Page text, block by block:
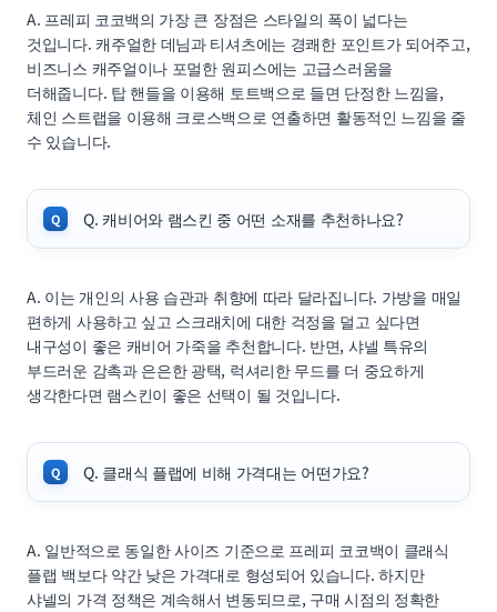
A. 프레피 코코백의 가장 큰 장점은 스타일의 폭이 넓다는
것입니다. 캐주얼한 데님과 티셔츠에는 경쾌한 포인트가 되어주고,
비즈니스 캐주얼이나 포멀한 원피스에는 고급스러움을
더해줍니다. 탑 핸들을 이용해 토트백으로 들면 단정한 느낌을,
체인 스트랩을 이용해 크로스백으로 연출하면 활동적인 느낌을 줄
수 있습니다.
Q. 캐비어와 램스킨 중 어떤 소재를 추천하나요?
A. 이는 개인의 사용 습관과 취향에 따라 달라집니다. 가방을 매일
편하게 사용하고 싶고 스크래치에 대한 걱정을 덜고 싶다면
내구성이 좋은 캐비어 가죽을 추천합니다. 반면, 샤넬 특유의
부드러운 감촉과 은은한 광택, 럭셔리한 무드를 더 중요하게
생각한다면 램스킨이 좋은 선택이 될 것입니다.
Q. 클래식 플랩에 비해 가격대는 어떤가요?
A. 일반적으로 동일한 사이즈 기준으로 프레피 코코백이 클래식
플랩 백보다 약간 낮은 가격대로 형성되어 있습니다. 하지만
샤넬의 가격 정책은 계속해서 변동되므로, 구매 시점의 정확한